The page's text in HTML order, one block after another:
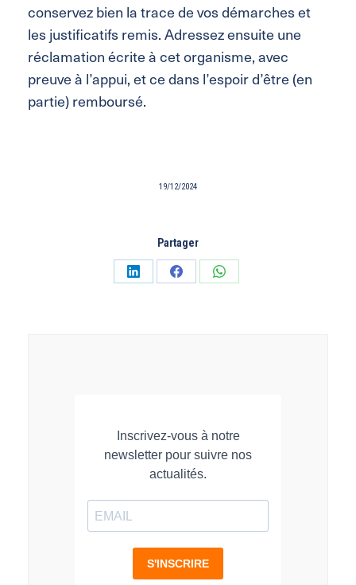
conservez bien la trace de vos démarches et
les justificatifs remis. Adressez ensuite une
réclamation écrite à cet organisme, avec
preuve à l’appui, et ce dans l’espoir d’être (en
partie) remboursé.
19/12/2024
Partager
PartagerPartagerPartager